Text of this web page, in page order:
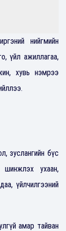
нийгмийн
үйл ажиллагаа,
хувь нэмрээ
зуслангийн бүс
шинжлэх ухаан,
үйлчилгээний
амар тайван